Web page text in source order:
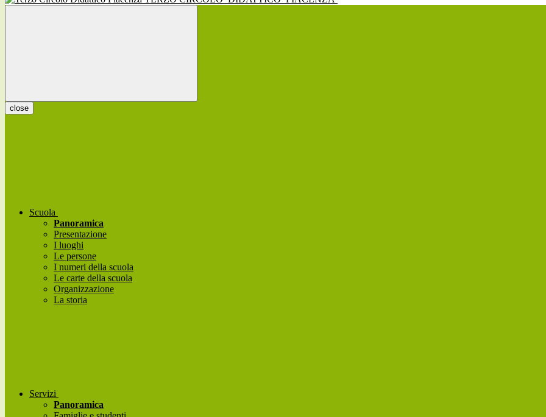
close
Scuola
Panoramica
Presentazione
I luoghi
Le persone
I numeri della scuola
Le carte della scuola
Organizzazione
La storia
Servizi
Panoramica